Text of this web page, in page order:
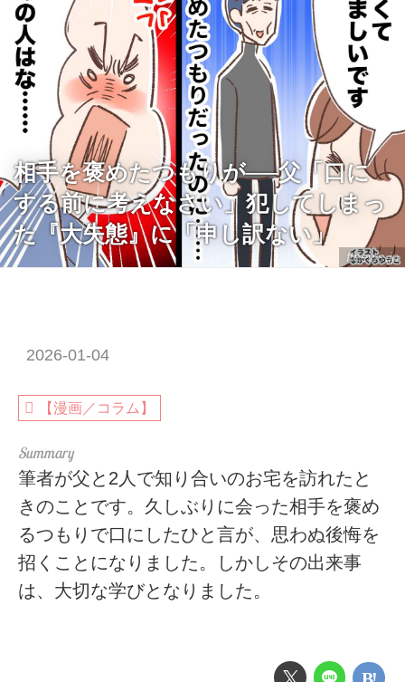
ftnews.jp
相手を褒めたつもりが──父「口に
する前に考えなさい」犯してしまっ
た『大失態』に「申し訳ない」
2026-01-04
【漫画／コラム】
筆者が父と2人で知り合いのお宅を訪れたと
きのことです。久しぶりに会った相手を褒め
るつもりで口にしたひと言が、思わぬ後悔を
招くことになりました。しかしその出来事
は、大切な学びとなりました。